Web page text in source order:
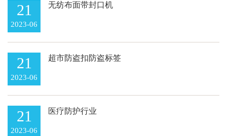
21
2023-06
无纺布面带封口机
21
2023-06
超市防盗扣防盗标签
21
2023-06
医疗防护行业